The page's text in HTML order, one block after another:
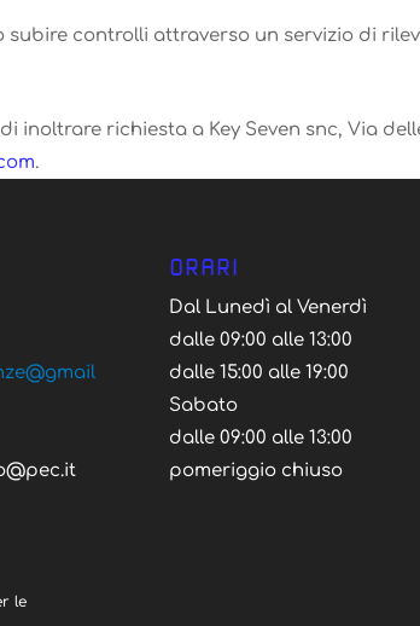
controlli attraverso un servizio di
richiesta a Key Seven snc, Via
.
le
ORARI
Dal Lunedì al Venerdì
dalle 09:00 alle 13:00
dalle 15:00 alle 19:00
Sabato
dalle 09:00 alle 13:00
pomeriggio chiuso